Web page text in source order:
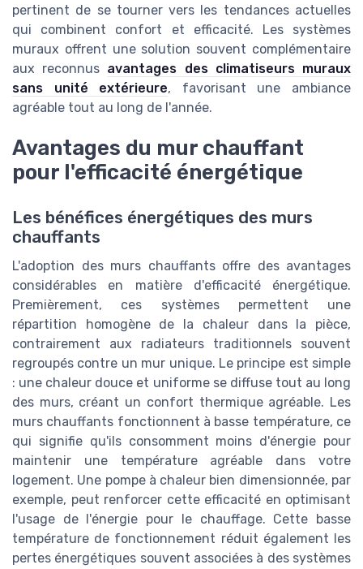
pertinent de se tourner vers les tendances actuelles
qui combinent confort et efficacité. Les systèmes
muraux offrent une solution souvent complémentaire
aux reconnus avantages des climatiseurs muraux
sans unité extérieure, favorisant une ambiance
agréable tout au long de l'année.
Avantages du mur chauffant
pour l'efficacité énergétique
Les bénéfices énergétiques des murs
chauffants
L'adoption des murs chauffants offre des avantages
considérables en matière d'efficacité énergétique.
Premièrement, ces systèmes permettent une
répartition homogène de la chaleur dans la pièce,
contrairement aux radiateurs traditionnels souvent
regroupés contre un mur unique. Le principe est simple
: une chaleur douce et uniforme se diffuse tout au long
des murs, créant un confort thermique agréable. Les
murs chauffants fonctionnent à basse température, ce
qui signifie qu'ils consomment moins d'énergie pour
maintenir une température agréable dans votre
logement. Une pompe à chaleur bien dimensionnée, par
exemple, peut renforcer cette efficacité en optimisant
l'usage de l'énergie pour le chauffage. Cette basse
température de fonctionnement réduit également les
pertes énergétiques souvent associées à des systèmes